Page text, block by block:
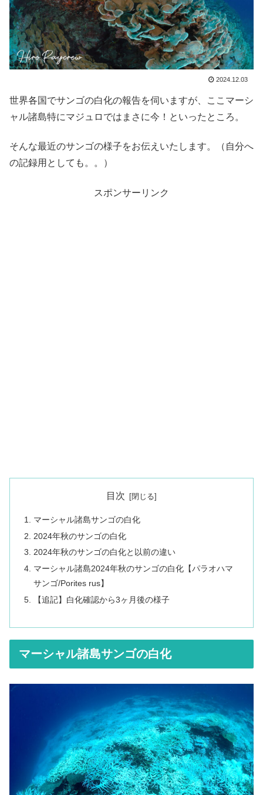
2024.12.03
世界各国でサンゴの白化の報告を伺いますが、ここマーシ
ャル諸島特にマジュロではまさに今！といったところ。
そんな最近のサンゴの様子をお伝えいたします。（自分へ
の記録用としても。。）
スポンサーリンク
目次
マーシャル諸島サンゴの白化
2024年秋のサンゴの白化
2024年秋のサンゴの白化と以前の違い
マーシャル諸島2024年秋のサンゴの白化【パラオハマ
サンゴ/Porites rus】
【追記】白化確認から3ヶ月後の様子
マーシャル諸島サンゴの白化